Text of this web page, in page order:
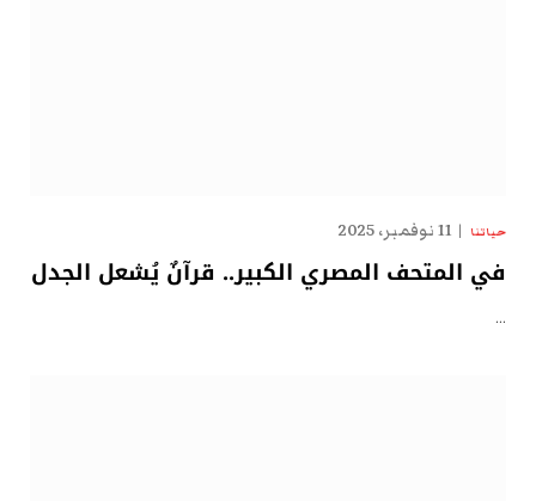
حياتنا 11 نوفمبر، 2025
في المتحف المصري الكبير.. قرآنٌ يُشعل الجدل
…